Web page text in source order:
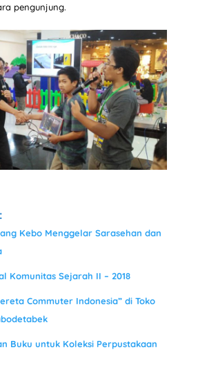
pengunjung.
Kebo Menggelar Sarasehan dan
Komunitas Sejarah II – 2018
Commuter Indonesia” di Toko
Buku untuk Koleksi Perpustakaan